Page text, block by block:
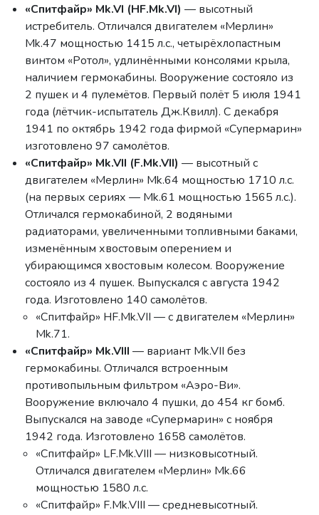
«Спитфайр» Mk.VI (HF.Mk.VI) — высотный
истребитель. Отличался двигателем «Мерлин»
Mk.47 мощностью 1415 л.с., четырёхлопастным
винтом «Ротол», удлинёнными консолями крыла,
наличием гермокабины. Вооружение состояло из
2 пушек и 4 пулемётов. Первый полёт 5 июля 1941
года (лётчик-испытатель Дж.Квилл). С декабря
1941 по октябрь 1942 года фирмой «Супермарин»
изготовлено 97 самолётов.
«Спитфайр» Mk.VII (F.Mk.VII) — высотный с
двигателем «Мерлин» Mk.64 мощностью 1710 л.с.
(на первых сериях — Mk.61 мощностью 1565 л.с.).
Отличался гермокабиной, 2 водяными
радиаторами, увеличенными топливными баками,
изменённым хвостовым оперением и
убирающимся хвостовым колесом. Вооружение
состояло из 4 пушек. Выпускался с августа 1942
года. Изготовлено 140 самолётов.
«Спитфайр» HF.Mk.VII — с двигателем «Мерлин»
Mk.71.
«Спитфайр» Mk.VIII — вариант Mk.VII без
гермокабины. Отличался встроенным
противопыльным фильтром «Аэро-Ви».
Вооружение включало 4 пушки, до 454 кг бомб.
Выпускался на заводе «Супермарин» с ноября
1942 года. Изготовлено 1658 самолётов.
«Спитфайр» LF.Mk.VIII — низковысотный.
Отличался двигателем «Мерлин» Mk.66
мощностью 1580 л.с.
«Спитфайр» F.Mk.VIII — средневысотный.